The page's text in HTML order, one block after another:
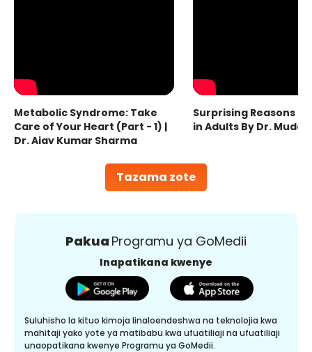
Tazama zote
Metabolic Syndrome: Take
Care of Your Heart (Part - 1) |
Dr. Ajay Kumar Sharma
Surprising Reasons
in Adults By Dr.
Pakua Programu ya GoMedii
Inapatikana kwenye
Suluhisho la kituo kimoja linaloendeshwa na teknolojia kwa
mahitaji yako yote ya matibabu kwa ufuatiliaji na ufuatiliaji
unaopatikana kwenye Programu ya GoMedii.